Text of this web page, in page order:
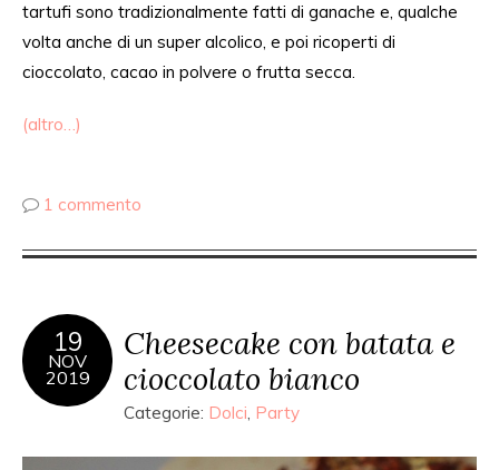
tartufi sono tradizionalmente fatti di ganache e, qualche
volta anche di un super alcolico, e poi ricoperti di
cioccolato, cacao in polvere o frutta secca.
(altro…)
1 commento
19
NOV
2019
Cheesecake con batata e
cioccolato bianco
Categorie: Dolci, Party